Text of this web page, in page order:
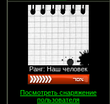
Ранг: Наш человек
Посмотреть снаряжение
пользователя